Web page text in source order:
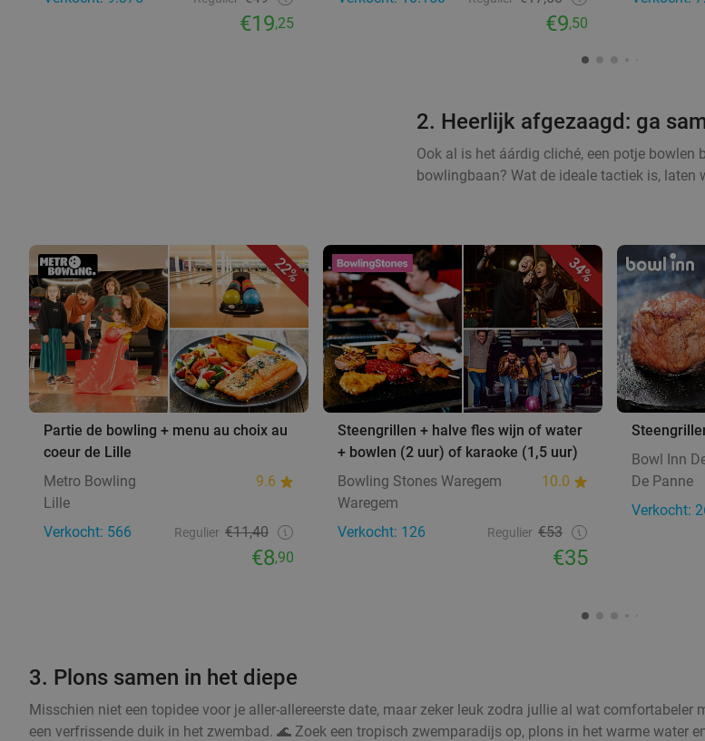
€19,25 €9,50
2. Heerlijk afgezaagd: ga
Ook al is het áárdig cliché, een potje
bowlingbaan? Wat de ideale tactiek is,
22%
Partie de bowling + menu au choix au
coeur de Lille
Metro Bowling
9.6
Lille
Verkocht: 566
Regulier €11,40
€8,90
34%
Steengrillen + halve fles wijn of water
+ bowlen (2 uur) of karaoke (1,5 uur)
Bowling Stones Waregem
10.0
Waregem
Verkocht: 126
Regulier €53
€35
Bowl Inn
De Panne
Verkocht:
3. Plons samen in het diepe
Misschien niet een topidee voor je aller-allereerste date, maar zeker leuk zodra jullie al wat comfortabeler
een verfrissende duik in het zwembad. 🌊 Zoek een tropisch zwemparadijs op, plons in het warme water